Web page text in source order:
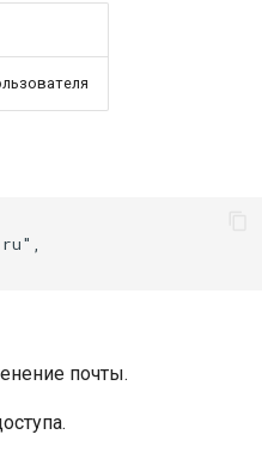
почты.